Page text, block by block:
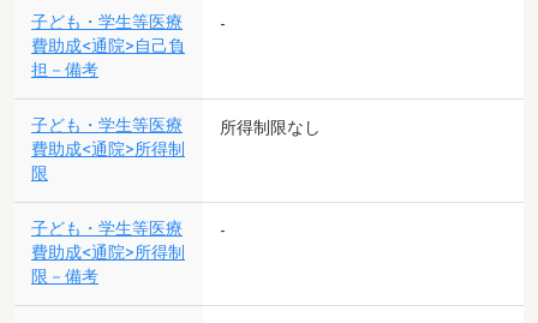
子ども・学生等医療
費助成<通院>自己負
担－備考
-
子ども・学生等医療
費助成<通院>所得制
限
所得制限なし
子ども・学生等医療
費助成<通院>所得制
限－備考
-